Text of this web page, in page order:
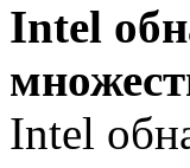
Intel
Intel